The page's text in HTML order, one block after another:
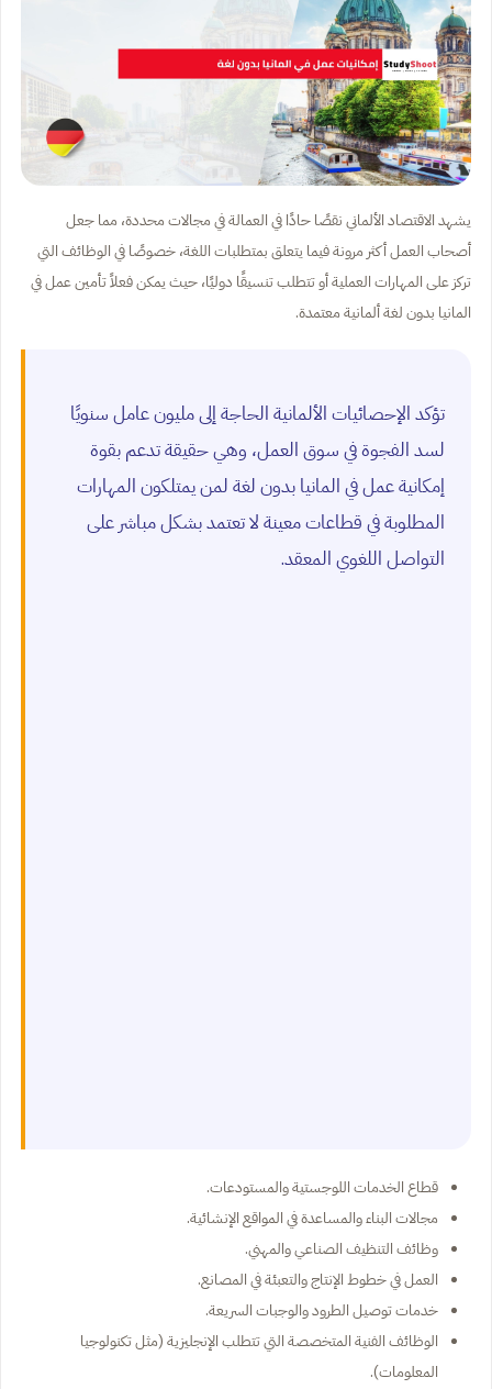
يشهد الاقتصاد الألماني نقصًا حادًا في العمالة في مجالات محددة، مما جعل
أصحاب العمل أكثر مرونة فيما يتعلق بمتطلبات اللغة، خصوصًا في الوظائف التي
تركز على المهارات العملية أو تتطلب تنسيقًا دوليًا، حيث يمكن فعلاً تأمين عمل في
المانيا بدون لغة ألمانية معتمدة.
تؤكد الإحصائيات الألمانية الحاجة إلى مليون عامل سنويًا
لسد الفجوة في سوق العمل، وهي حقيقة تدعم بقوة
إمكانية عمل في المانيا بدون لغة لمن يمتلكون المهارات
المطلوبة في قطاعات معينة لا تعتمد بشكل مباشر على
التواصل اللغوي المعقد.
قطاع الخدمات اللوجستية والمستودعات.
مجالات البناء والمساعدة في المواقع الإنشائية.
وظائف التنظيف الصناعي والمهني.
العمل في خطوط الإنتاج والتعبئة في المصانع.
خدمات توصيل الطرود والوجبات السريعة.
الوظائف الفنية المتخصصة التي تتطلب الإنجليزية (مثل تكنولوجيا
المعلومات).